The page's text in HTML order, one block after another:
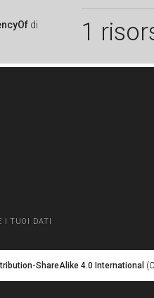
di 1
I TUOI DATI
ShareAlike 4.0 International